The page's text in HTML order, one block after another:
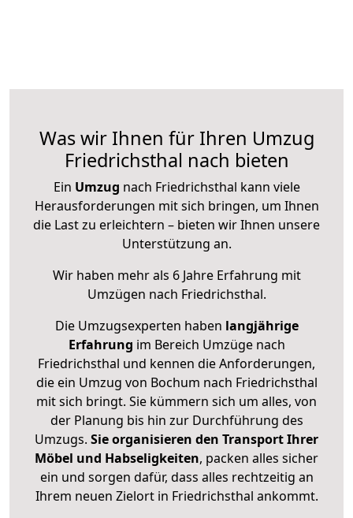
Was wir Ihnen für Ihren Umzug
Friedrichsthal nach bieten
Ein Umzug nach Friedrichsthal kann viele
Herausforderungen mit sich bringen, um Ihnen
die Last zu erleichtern – bieten wir Ihnen unsere
Unterstützung an.
Wir haben mehr als 6 Jahre Erfahrung mit
Umzügen nach Friedrichsthal.
Die Umzugsexperten haben langjährige
Erfahrung im Bereich Umzüge nach
Friedrichsthal und kennen die Anforderungen,
die ein Umzug von Bochum nach Friedrichsthal
mit sich bringt. Sie kümmern sich um alles, von
der Planung bis hin zur Durchführung des
Umzugs. Sie organisieren den Transport Ihrer
Möbel und Habseligkeiten, packen alles sicher
ein und sorgen dafür, dass alles rechtzeitig an
Ihrem neuen Zielort in Friedrichsthal ankommt.